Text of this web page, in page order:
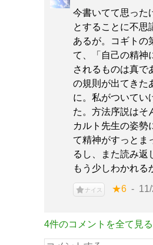
今書いてて思った
とすることに不思
あるが。コギトの
て、「自己の精神
されるものは真で
の規則が出てきた
に。私がついてい
た。方法序説はそ
カルト先生の姿勢
て精神がすっとま
るし、また読み返
もう少しわかれる
ナイス ★6
4件のコメントを全て見る